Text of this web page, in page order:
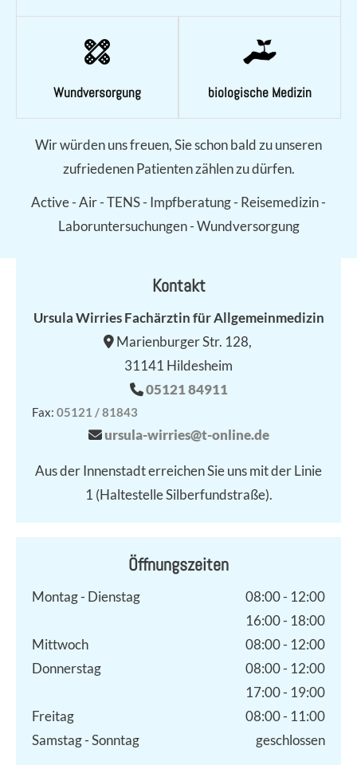
Wundversorgung biologische Medizin
Wir würden uns freuen, Sie schon bald zu unseren
zufriedenen Patienten zählen zu dürfen.
Active - Air - TENS - Impfberatung - Reisemedizin -
Laboruntersuchungen - Wundversorgung
Kontakt
Ursula Wirries Fachärztin für Allgemeinmedizin
Marienburger Str. 128,
31141 Hildesheim
 05121 84911
Fax: 05121 / 81843
 ursula-wirries@t-online.de
Aus der Innenstadt erreichen Sie uns mit der Linie
1 (Haltestelle Silberfundstraße).
Öffnungszeiten
Montag - Dienstag
08:00 - 12:00
16:00 - 18:00
Mittwoch
08:00 - 12:00
Donnerstag
08:00 - 12:00
17:00 - 19:00
Freitag
08:00 - 11:00
Samstag - Sonntag
geschlossen